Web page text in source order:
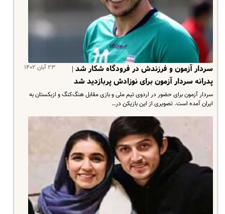
۲۳ آبان ۱۴۰۲
سردار آزمون و فرزندش در فرودگاه شکار شد |
پدرانه سردار آزمون برای نوزادش پربازدید شد
سردار آزمون برای حضور در اردوی تیم ملی و بازی مقابل هنگ‌کنگ و ازبکستان به
ایران آمده است. تصویری از این بازیکن در…